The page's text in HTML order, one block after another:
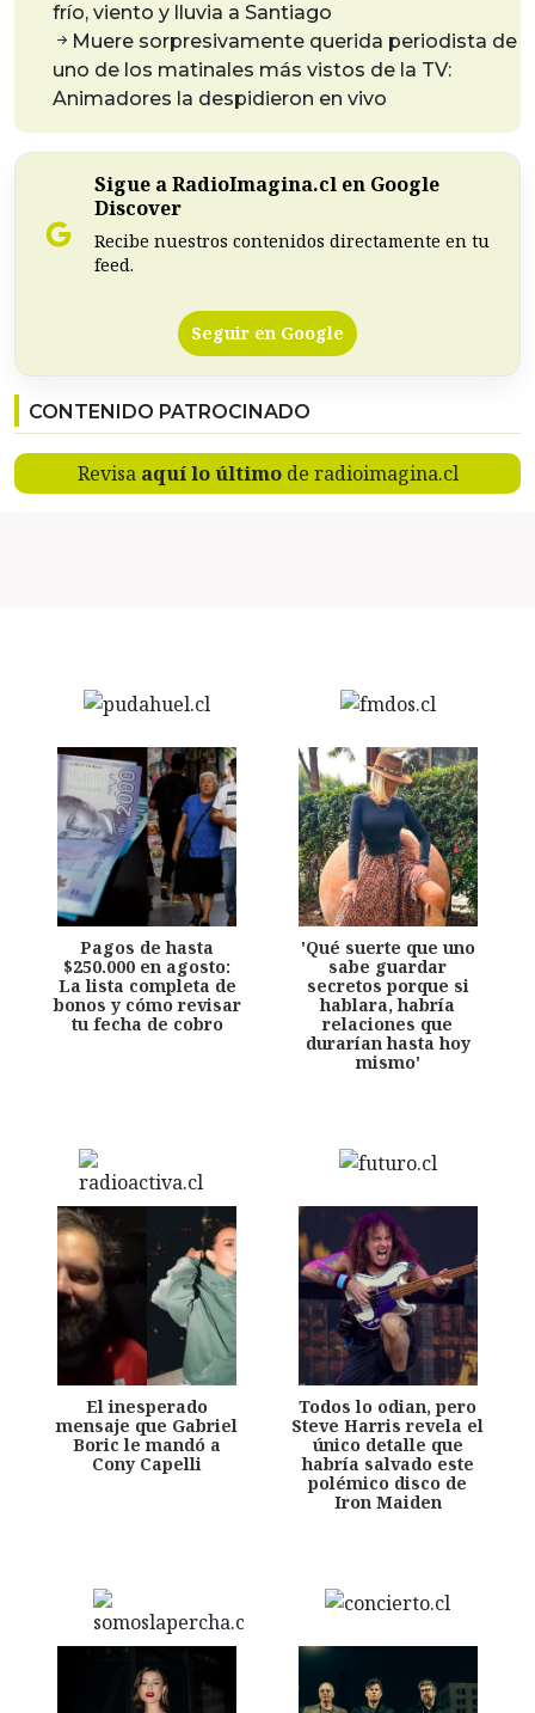
frío, viento y lluvia a Santiago
Muere sorpresivamente querida periodista de
uno de los matinales más vistos de la TV:
Animadores la despidieron en vivo
Sigue a RadioImagina.cl en Google
Discover
Recibe nuestros contenidos directamente en tu
feed.
Seguir en Google
CONTENIDO PATROCINADO
Revisa aquí lo últimode radioimagina.cl
Pagos de hasta
$250.000 en agosto:
La lista completa de
bonos y cómo revisar
tu fecha de cobro
'Qué suerte que uno
sabe guardar
secretos porque si
hablara, habría
relaciones que
durarían hasta hoy
mismo'
El inesperado
mensaje que Gabriel
Boric le mandó a
Cony Capelli
Todos lo odian, pero
Steve Harris revela el
único detalle que
habría salvado este
polémico disco de
Iron Maiden